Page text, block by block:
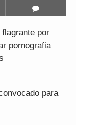
por
pornografia
para